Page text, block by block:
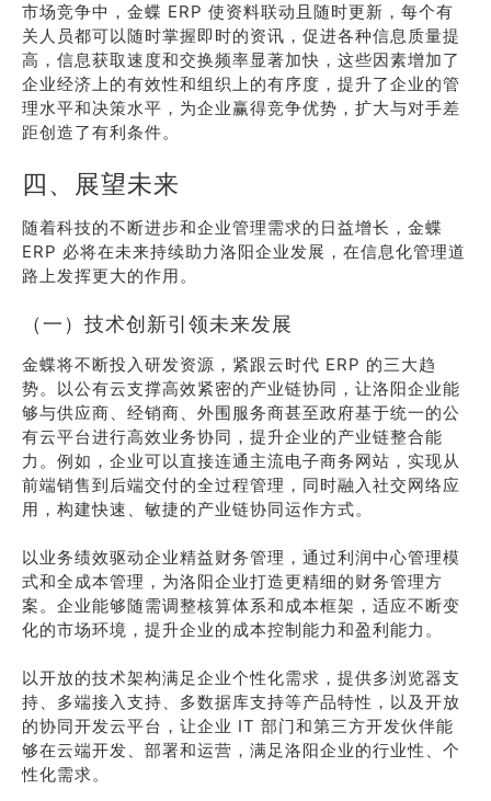
市场竞争中，金蝶 ERP 使资料联动且随时更新，每个有
关人员都可以随时掌握即时的资讯，促进各种信息质量提
高，信息获取速度和交换频率显著加快，这些因素增加了
企业经济上的有效性和组织上的有序度，提升了企业的管
理水平和决策水平，为企业赢得竞争优势，扩大与对手差
距创造了有利条件。
四、展望未来
随着科技的不断进步和企业管理需求的日益增长，金蝶
ERP 必将在未来持续助力洛阳企业发展，在信息化管理道
路上发挥更大的作用。
（一）技术创新引领未来发展
金蝶将不断投入研发资源，紧跟云时代 ERP 的三大趋
势。以公有云支撑高效紧密的产业链协同，让洛阳企业能
够与供应商、经销商、外围服务商甚至政府基于统一的公
有云平台进行高效业务协同，提升企业的产业链整合能
力。例如，企业可以直接连通主流电子商务网站，实现从
前端销售到后端交付的全过程管理，同时融入社交网络应
用，构建快速、敏捷的产业链协同运作方式。
以业务绩效驱动企业精益财务管理，通过利润中心管理模
式和全成本管理，为洛阳企业打造更精细的财务管理方
案。企业能够随需调整核算体系和成本框架，适应不断变
化的市场环境，提升企业的成本控制能力和盈利能力。
以开放的技术架构满足企业个性化需求，提供多浏览器支
持、多端接入支持、多数据库支持等产品特性，以及开放
的协同开发云平台，让企业 IT 部门和第三方开发伙伴能
够在云端开发、部署和运营，满足洛阳企业的行业性、个
性化需求。